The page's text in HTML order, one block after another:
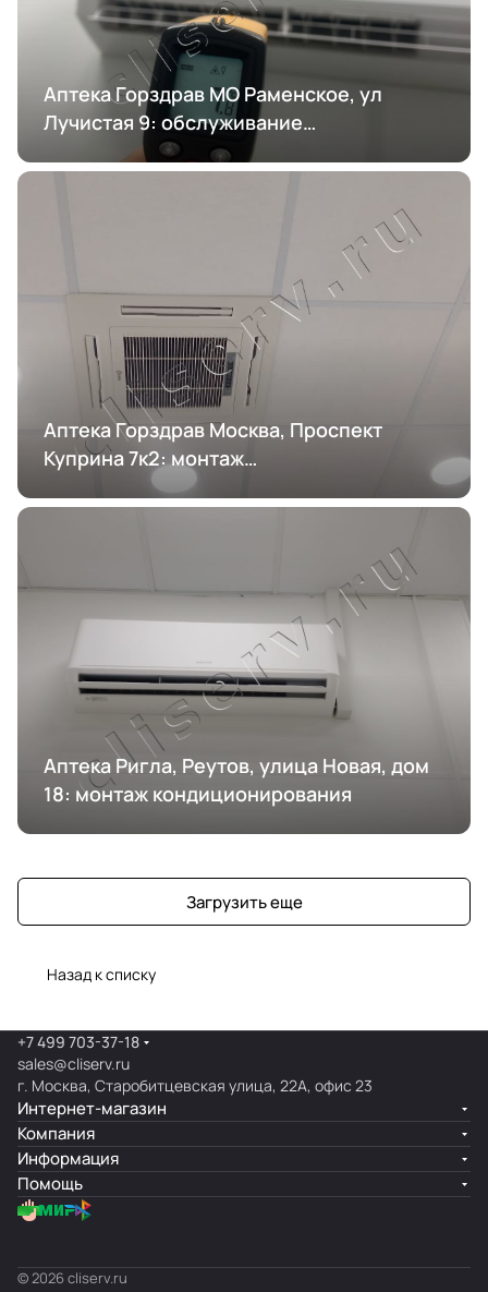
Аптека Горздрав МО Раменское, ул
Лучистая 9: обслуживание
кондиционирования
Аптека Горздрав Москва, Проспект
Куприна 7к2: монтаж
кондиционирования
Аптека Ригла, Реутов, улица Новая, дом
18: монтаж кондиционирования
Загрузить еще
Назад к списку
+7 499 703-37-18
sales@cliserv.ru
г. Москва, Старобитцевская улица, 22А, офис 23
Интернет-магазин
Компания
Информация
Помощь
© 2026 cliserv.ru